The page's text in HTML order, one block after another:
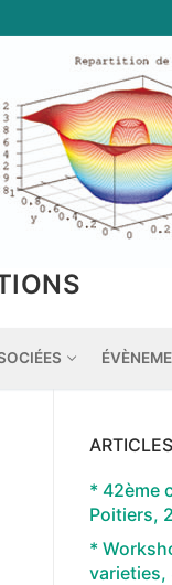
Rechercher :
* 42ème
Poitiers,
*
varieties,